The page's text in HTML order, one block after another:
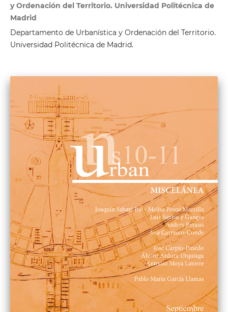
y Ordenación del Territorio. Universidad Politécnica de
Madrid
Departamento de Urbanística y Ordenación del Territorio.
Universidad Politécnica de Madrid.